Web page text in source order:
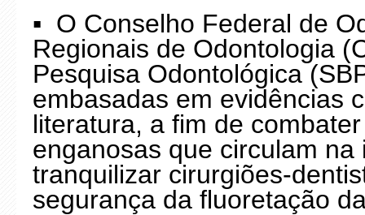
▪️ O Conselho Federal de
Regionais de Odontologia
Pesquisa Odontológica
embasadas em evidências
literatura, a fim de
enganosas que circulam
tranquilizar cirurgiões-
segurança da fluoretação